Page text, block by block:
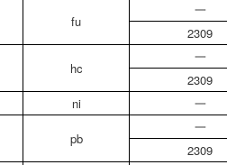
fu
一
2309
hc
一
2309
ni 一
pb
一
2309